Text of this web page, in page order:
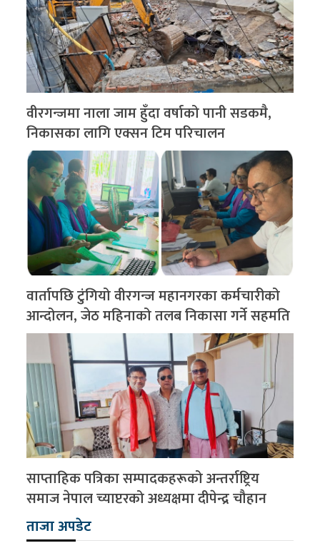
वीरगन्जमा नाला जाम हुँदा वर्षाको पानी सडकमै,
निकासका लागि एक्सन टिम परिचालन
वार्तापछि टुंगियो वीरगन्ज महानगरका कर्मचारीको
आन्दोलन, जेठ महिनाको तलब निकासा गर्ने सहमति
साप्ताहिक पत्रिका सम्पादकहरूको अन्तर्राष्ट्रिय
समाज नेपाल च्याप्टरको अध्यक्षमा दीपेन्द्र चौहान
ताजा अपडेट